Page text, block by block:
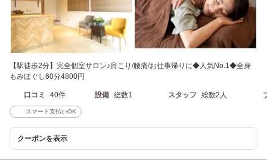
【駅徒歩2分】完全個室サロン♪肩こり/腰痛/お仕事帰りに◆人気No.1◆全身
もみほぐし60分4800円
口コミ 40件 設備 総数1 スタッフ 総数2人
スマート支払いOK
クーポンを表示